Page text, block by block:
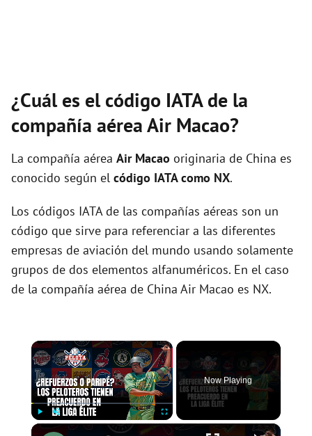
¿Cuál es el código IATA de la
compañía aérea Air Macao?
La compañía aérea Air Macao originaria de China es
conocido según el código IATA como NX.
Los códigos IATA de las compañías aéreas son un
código que sirve para referenciar a las diferentes
empresas de aviación del mundo usando solamente
grupos de dos elementos alfanuméricos. En el caso
de la compañía aérea de China Air Macao es NX.
×
Now Playing
×